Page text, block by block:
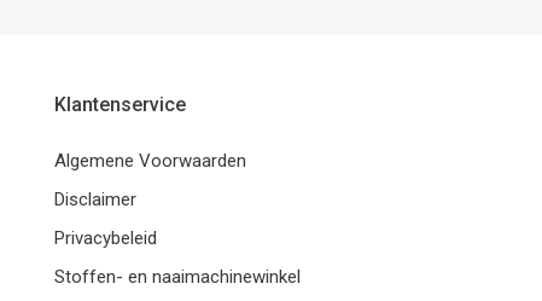
Klantenservice
Algemene Voorwaarden
Disclaimer
Privacybeleid
Stoffen- en naaimachinewinkel